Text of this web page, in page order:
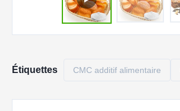
Étiquettes CMC additif alimentaire